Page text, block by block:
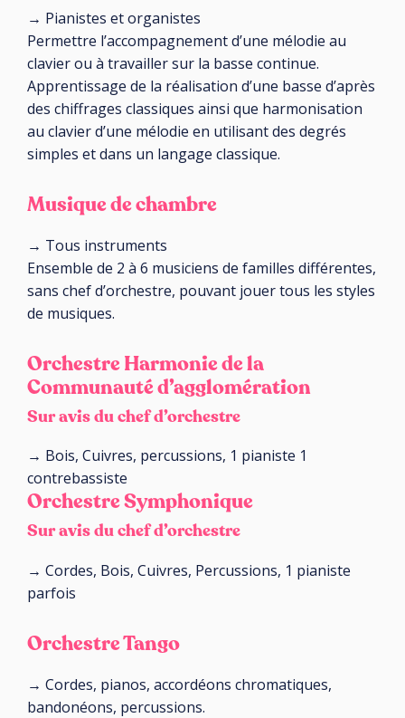
→ Pianistes et organistes
Permettre l’accompagnement d’une mélodie au
clavier ou à travailler sur la basse continue.
Apprentissage de la réalisation d’une basse d’après
des chiffrages classiques ainsi que harmonisation
au clavier d’une mélodie en utilisant des degrés
simples et dans un langage classique.
Musique de chambre
→ Tous instruments
Ensemble de 2 à 6 musiciens de familles différentes,
sans chef d’orchestre, pouvant jouer tous les styles
de musiques.
Orchestre Harmonie de la
Communauté d’agglomération
Sur avis du chef d’orchestre
→ Bois, Cuivres, percussions, 1 pianiste 1
contrebassiste
Orchestre Symphonique
Sur avis du chef d’orchestre
→ Cordes, Bois, Cuivres, Percussions, 1 pianiste
parfois
Orchestre Tango
→ Cordes, pianos, accordéons chromatiques,
bandonéons, percussions.